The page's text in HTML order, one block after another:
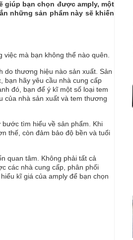
giúp bạn chọn được amply, một
những sản phẩm này sẽ khiến
việc mà bạn không thể nào quên.
do thương hiệu nào sản xuất. Sản
bạn hãy yêu cầu nhà cung cấp
đó, bạn để ý kĩ một số loại tem
của nhà sản xuất và tem thương
tìm hiểu về sản phẩm. Khi
thế, còn đảm bảo độ bền và tuổi
quan tâm. Không phải tất cả
các nhà cung cấp, phân phối
kĩ giá của amply để bạn chọn